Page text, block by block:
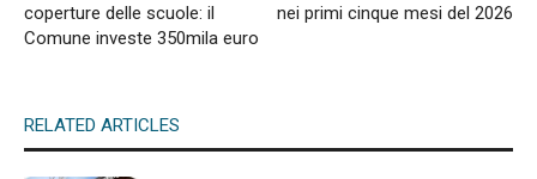
coperture delle scuole: il
Comune investe 350mila euro
nei primi cinque mesi del 2026
RELATED ARTICLES